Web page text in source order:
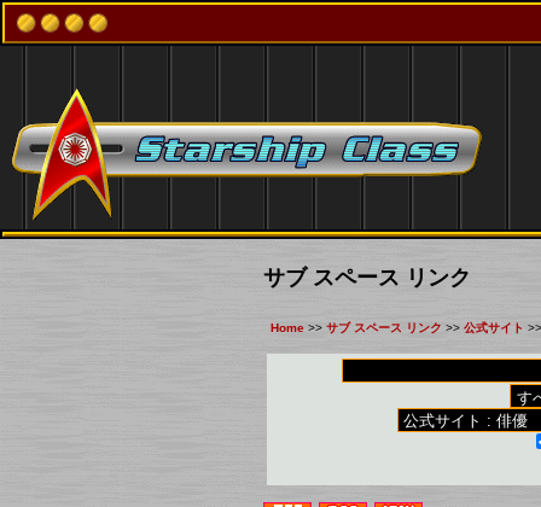
サブ スペース リンク
Home >> サブ スペース リンク >> 公式サイト